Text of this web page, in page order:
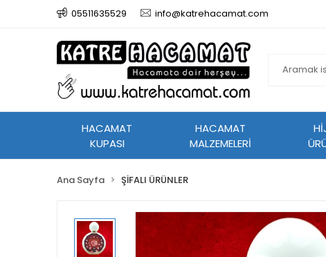
05511635529 info@katrehacamat.com
HACAMAT
KUPASI
HACAMAT
MALZEMELERİ
Ana Sayfa ŞİFALI ÜRÜNLER